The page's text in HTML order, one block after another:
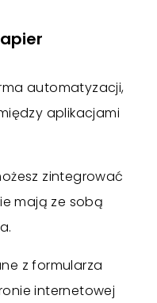
automatyzacji,
aplikacjami
zintegrować
mają ze sobą
z formularza
internetowej